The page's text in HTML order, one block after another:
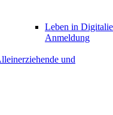
Leben in
Anmeldung
und